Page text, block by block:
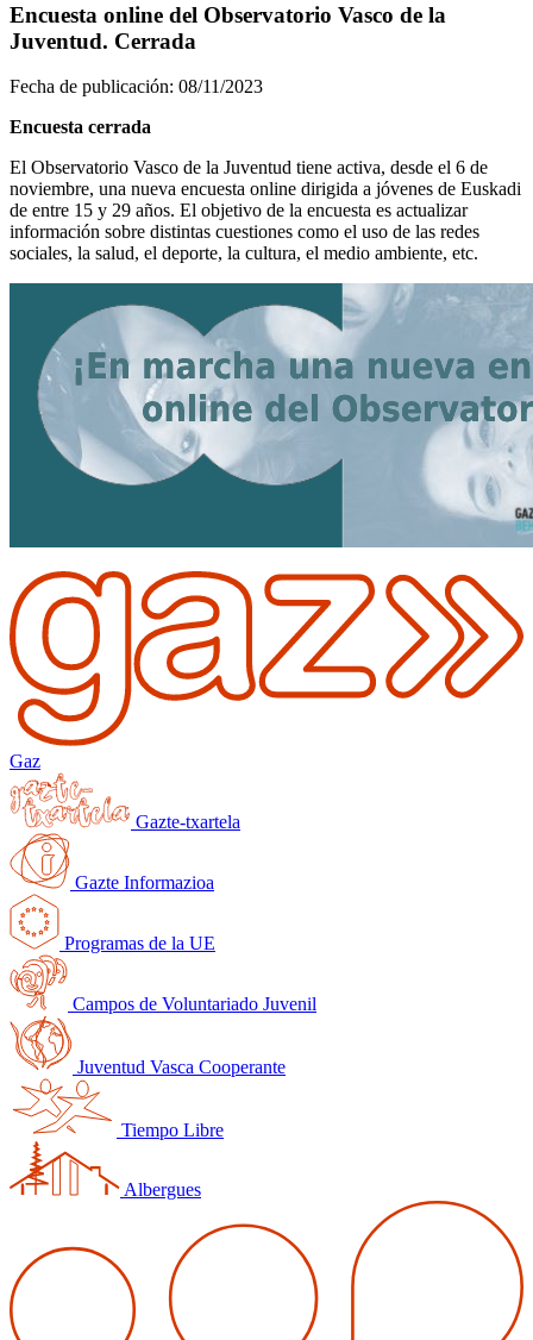
Encuesta online del Observatorio Vasco de la
Juventud. Cerrada
Fecha de publicación: 08/11/2023
Encuesta cerrada
El Observatorio Vasco de la Juventud tiene activa, desde el 6 de
noviembre, una nueva encuesta online dirigida a jóvenes de Euskadi
de entre 15 y 29 años. El objetivo de la encuesta es actualizar
información sobre distintas cuestiones como el uso de las redes
sociales, la salud, el deporte, la cultura, el medio ambiente, etc.
Gaz
Gazte-txartela
Gazte Informazioa
Programas de la UE
Campos de Voluntariado Juvenil
Juventud Vasca Cooperante
Tiempo Libre
Albergues